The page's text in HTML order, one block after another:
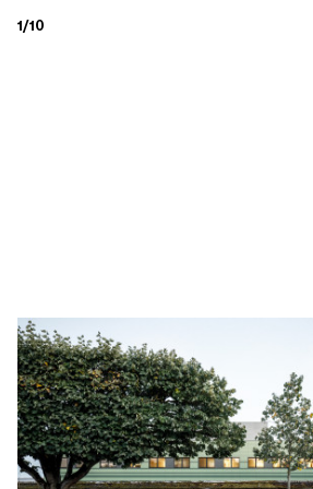
1/10